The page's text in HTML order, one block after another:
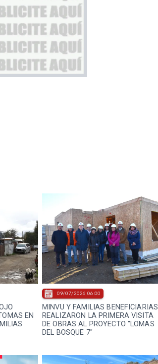
EN
MINVU Y FAMILIAS BENEFICIARIAS
REALIZARON LA PRIMERA VISITA
DE OBRAS AL PROYECTO "LOMAS
DEL BOSQUE 7"
09/07/2026 06:00